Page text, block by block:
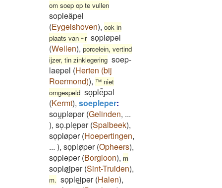
om soep op te vullen
sopleäpel
(Eygelshoven), ook in
plaats van ~r soͅpløpəl
(Wellen), porcelein, vertind
ijzer, tin zinklegering soep-
laepel (Herten (bij
Roermond)), ™ niet
omgespeld soͅple͂ͅpəl
(Kermt), soepleper:
sou̯pløpər(Gelinden, ...
), soͅ.pleͅpər(Spalbeek),
soͅpløpər(Hoepertingen,
... ), soͅpløͅpər(Opheers),
soͅpləpər(Borgloon), m
sopløͅi̯pər(Sint-Truiden),
m. soͅpleͅi̯pər(Halen),